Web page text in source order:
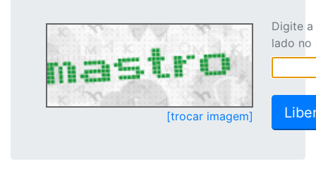
[trocar imagem]
Digite
lado no